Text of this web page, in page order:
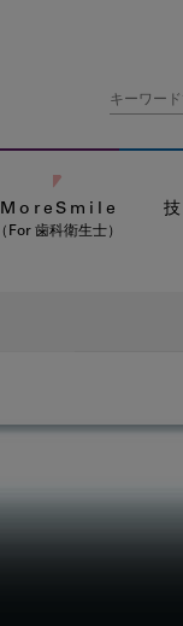
MoreSmile
（For 歯科衛生士）